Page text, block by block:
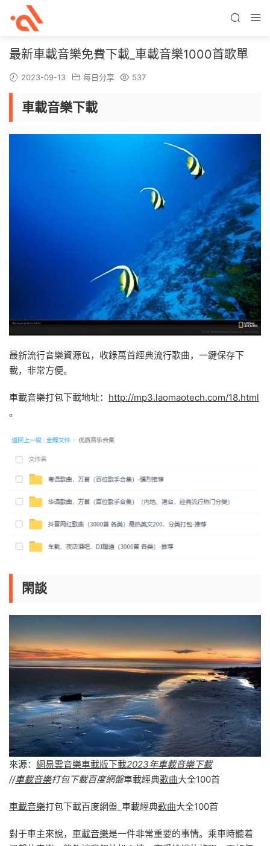
最新車載音樂免費下載_車載音樂1000首歌單
2023-09-13 每日分享 537
車載音樂下載
最新流行音樂資源包，收錄萬首經典流行歌曲，一鍵保存下
載，非常方便。
車載音樂打包下載地址： http://mp3.laomaotech.com/18.html
。
閑談
來源： 網易雲音樂車載版下載2023年車載音樂下載
//車載音樂打包下載百度網盤車載經典歌曲大全100首
車載音樂打包下載百度網盤_車載經典歌曲大全100首
對于車主來說， 車載音樂是一件非常重要的事情。乘車時聽着